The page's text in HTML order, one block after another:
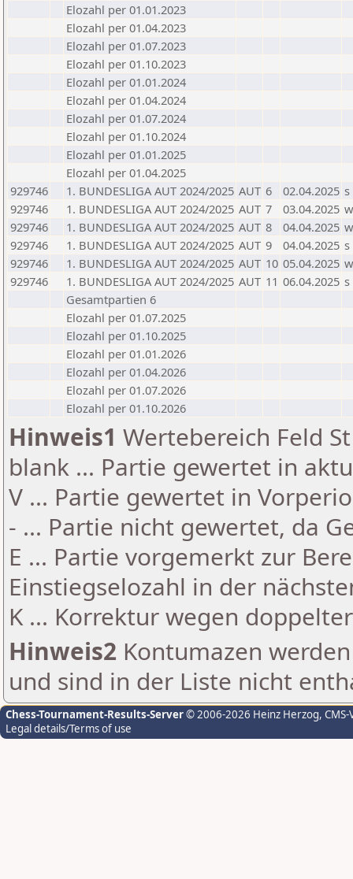
Elozahl per 01.01.2023
Elozahl per 01.04.2023
Elozahl per 01.07.2023
Elozahl per 01.10.2023
Elozahl per 01.01.2024
Elozahl per 01.04.2024
Elozahl per 01.07.2024
Elozahl per 01.10.2024
Elozahl per 01.01.2025
Elozahl per 01.04.2025
929746
1. BUNDESLIGA AUT 2024/2025 AUT 6 02.04.2025 s
929746
1. BUNDESLIGA AUT 2024/2025 AUT 7 03.04.2025 w
929746
1. BUNDESLIGA AUT 2024/2025 AUT 8 04.04.2025 w
929746
1. BUNDESLIGA AUT 2024/2025 AUT 9 04.04.2025 s
929746
1. BUNDESLIGA AUT 2024/2025 AUT 10 05.04.2025 w
929746
1. BUNDESLIGA AUT 2024/2025 AUT 11 06.04.2025 s
Gesamtpartien 6
Elozahl per 01.07.2025
Elozahl per 01.10.2025
Elozahl per 01.01.2026
Elozahl per 01.04.2026
Elozahl per 01.07.2026
Elozahl per 01.10.2026
Hinweis1 Wertebereich Feld
blank ... Partie gewertet in
V ... Partie gewertet in
- ... Partie nicht gewertet, da
E ... Partie vorgemerkt zur
Einstiegselozahl in der
K ... Korrektur wegen
Hinweis2 Kontumazen
und sind in der Liste nicht
Chess-Tournament-Results-Server© 2006-2026 Heinz Herzog,
Legal details/Terms of use